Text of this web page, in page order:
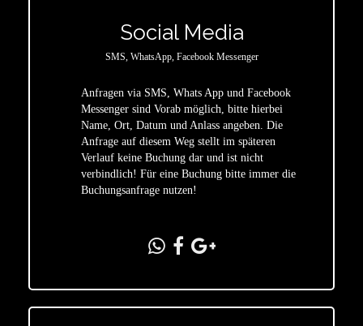
Social Media
SMS, WhatsApp, Facebook Messenger
Anfragen via SMS, Whats App und Facebook
Messenger sind Vorab möglich, bitte hierbei
Name, Ort, Datum und Anlass angeben. Die
Anfrage auf diesem Weg stellt im späteren
Verlauf keine Buchung dar und ist nicht
verbindlich! Für eine Buchung bitte immer die
Buchungsanfrage nutzen!